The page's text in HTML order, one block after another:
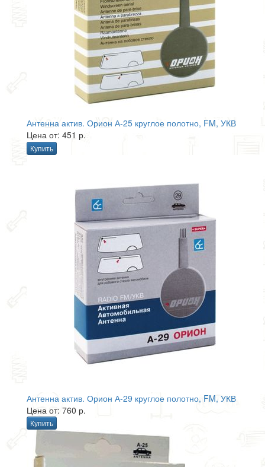
Антенна актив. Орион А-25 круглое полотно, FM, УКВ
Цена от: 451 р.
Купить
Антенна актив. Орион А-29 круглое полотно, FM, УКВ
Цена от: 760 р.
Купить